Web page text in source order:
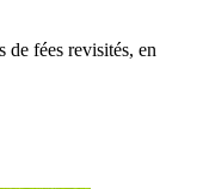
de fées revisités, en